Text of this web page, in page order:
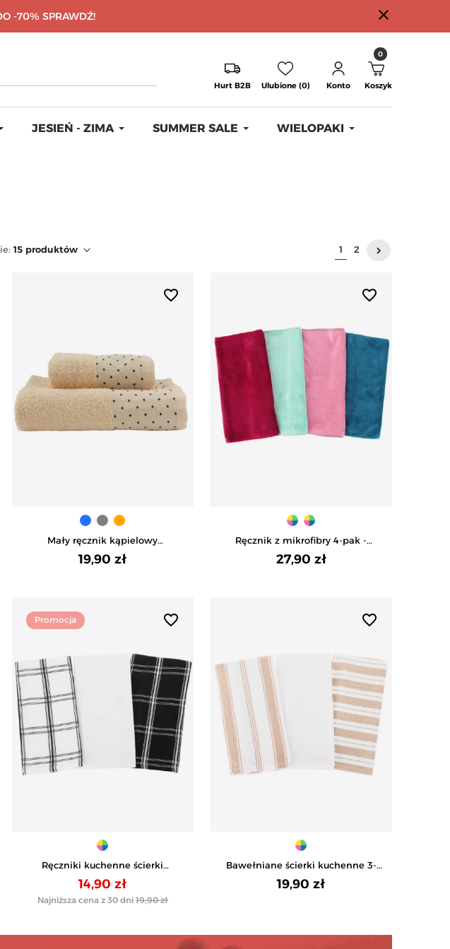
-70% SPRAWDŹ! close
Hurt B2B Ulubione (0) Konto
0
Koszyk
JESIEŃ - ZIMA SUMMER SALE WIELOPAKI
15 produktów 1 2 keyboard_arrow_right
favorite_border
Mały ręcznik kąpielowy
bawełniany - POMARAŃCZOWY
19,90 zł
favorite_border
Ręcznik z mikrofibry 4-pak -
WIELOKOLOROWY
27,90 zł
Promocja favorite_border
Ręczniki kuchenne ścierki
bawełniane 3-pak - MIX KOLOR
14,90 zł
Najniższa cena z 30 dni 19,90 zł
favorite_border
Bawełniane ścierki kuchenne 3-
pak - MIX KOLOR
19,90 zł